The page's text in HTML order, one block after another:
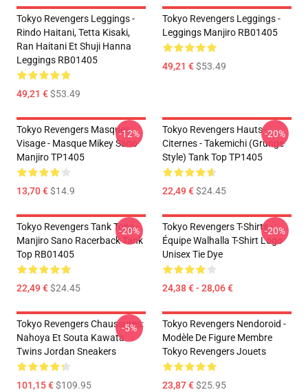
Tokyo Revengers Leggings -
Rindo Haitani, Tetta Kisaki,
Ran Haitani Et Shuji Hanna
Leggings RB01405
49,21 €$53.49
Tokyo Revengers Leggings -
Leggings Manjiro RB01405
49,21 €$53.49
Tokyo Revengers Masques
Visage - Masque Mikey Sano
Manjiro TP1405
13,70 €$14.9
-12%
Tokyo Revengers Hauts-
Citernes - Takemichi (Grunge
Style) Tank Top TP1405
22,49 €$24.45
-20%
Tokyo Revengers Tank Tops -
Manjiro Sano Racerback Tank
Top RB01405
22,49 €$24.45
-20%
Tokyo Revengers T-Shirts -
Équipe Walhalla T-Shirt Logo
Unisex Tie Dye
24,38 € - 28,06 €
-20%
Tokyo Revengers Chaussures:
Nahoya Et Souta Kawata
Twins Jordan Sneakers
101,15 €$109.95
-5%
Tokyo Revengers Nendoroid -
Modèle De Figure Membre
Tokyo Revengers Jouets
23,87 €$25.95